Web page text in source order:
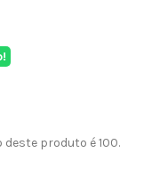
produto é 100.